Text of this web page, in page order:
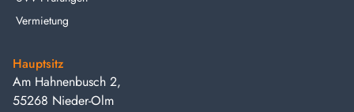
Vermietung
Hauptsitz
Am Hahnenbusch 2,
55268 Nieder-Olm